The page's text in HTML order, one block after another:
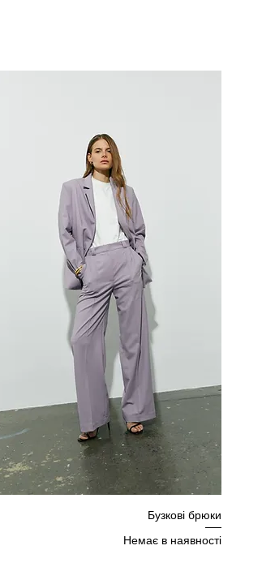
Бузкові брюки
Немає в наявності